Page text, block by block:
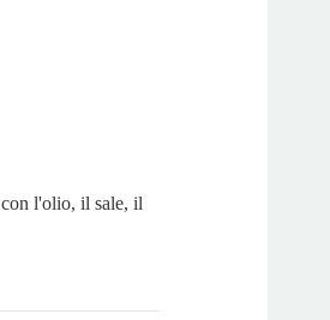
l'olio, il sale, il